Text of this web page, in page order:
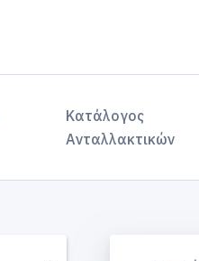
Κατάλογος
Ανταλλακτικών